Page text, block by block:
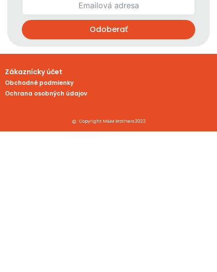
Odoberať
Zákaznícky účet
Obchodné podmienky
Ochrana osobných údajov
Copyright M&M Brothers 2023